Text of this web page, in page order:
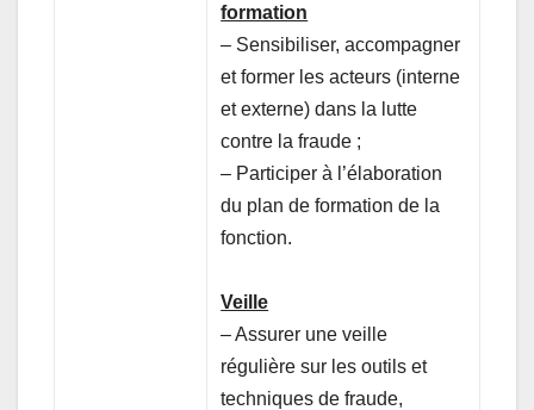
formation
– Sensibiliser, accompagner
et former les acteurs (interne
et externe) dans la lutte
contre la fraude ;
– Participer à l’élaboration
du plan de formation de la
fonction.
Veille
– Assurer une veille
régulière sur les outils et
techniques de fraude,